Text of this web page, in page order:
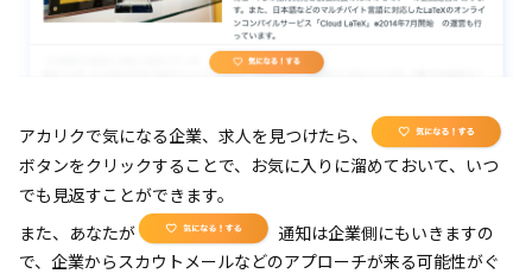
アカリクで気になる企業、求人を見つけたら、
ボタンをクリックすることで、お気に入りに溜めておいて、いつ
でも見返すことができます。
また、あなたが
通知は企業側にもいきますの
で、企業からスカウトメールなどのアプローチが来る可能性がぐ